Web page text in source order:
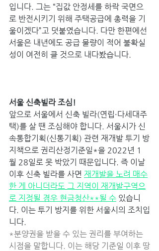
입니다. 그는 “집값 안정세를 하락 국면으
로 반전시키기 위해 주택공급에 총력을 기
울이겠다”고 덧붙였습니다. 다만 한편에선
서울은 내년에도 공급 물량이 적어 불확실
성이 여전히 클 것으로 내다봤습니다.
서울 신축빌라 조심!
앞으로 서울에서 신축 빌라(연립·다세대주
택)를 살 땐 조심해야 합니다. 서울시가 신
속통합기획(신통기획) 관련 재개발 투기 방
지책으로 권리산정기준일*을 2022년 1
월 28일로 못 박았기 때문입니다. 즉 이날
이후 신축 빌라를 사면 재개발을 노려 매수
한 게 아니더라도 그 지역이 재개발구역으
로 지정될 경우 현금청산**될 수 있습니
다. 이는 투기 방지를 위한 서울시의 조치입
니다.
*분양권을 받을 수 있는 권리를 부여하는
시점을 말합니다. 이는 해당 기준일 이후 땅